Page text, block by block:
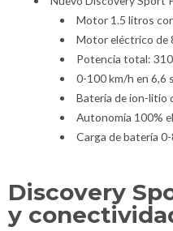
Motor 1.5 litros
Motor eléctrico de
Potencia total:
0-100 km/h en 6,6
Batería de ion-litio
Autonomía 100%
Carga de batería
Discovery
y